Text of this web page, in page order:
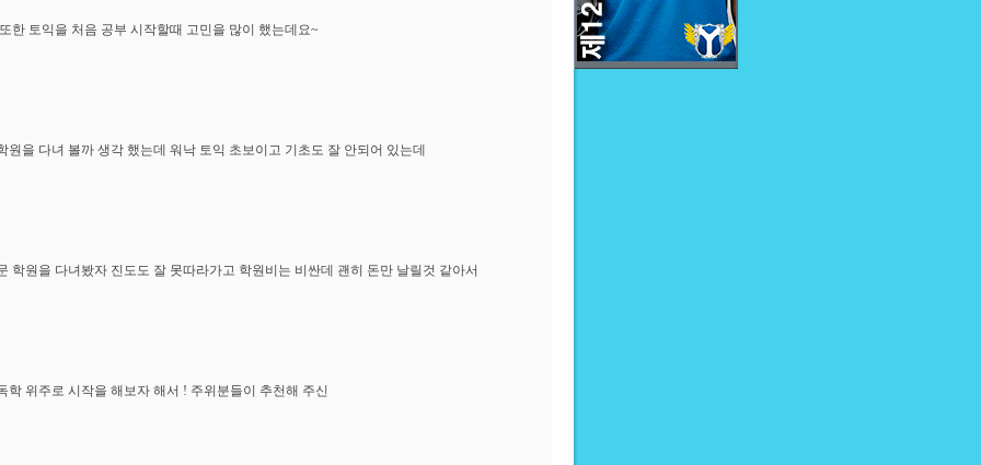
한 토익을 처음 공부 시작할때 고민을 많이 했는데요~
원을 다녀 볼까 생각 했는데 워낙 토익 초보이고 기초도 잘 안되어 있는데
학원을 다녀봤자 진도도 잘 못따라가고 학원비는 비싼데 괜히 돈만 날릴것 같아서
학 위주로 시작을 해보자 해서 ! 주위분들이 추천해 주신